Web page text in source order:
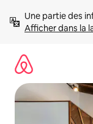
directement
Afficher dans la